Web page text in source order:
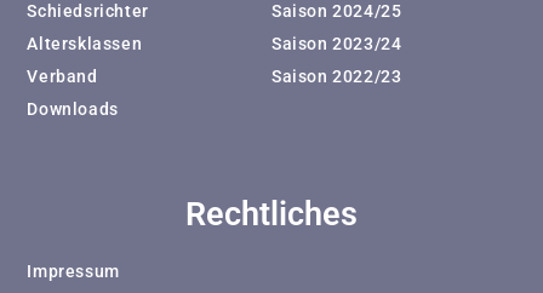
Schiedsrichter
Altersklassen
Verband
Downloads
Saison 2024/25
Saison 2023/24
Saison 2022/23
Rechtliches
Impressum